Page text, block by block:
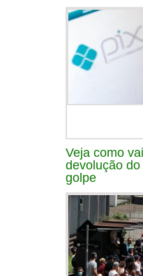
Veja como
devolução
golpe